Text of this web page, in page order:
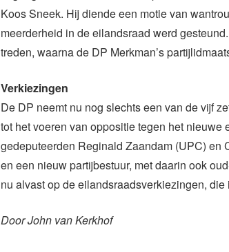
Koos Sneek. Hij diende een motie van
meerderheid in de eilandsraad werd
treden, waarna de DP Merkman’s
Verkiezingen
De DP neemt nu nog slechts een van de vijf
tot het voeren van oppositie tegen het nieuwe
gedeputeerden Reginald Zaandam (UPC) en
en een nieuw partijbestuur, met daarin ook
nu alvast op de eilandsraadsverkiezingen,
Door John van Kerkhof